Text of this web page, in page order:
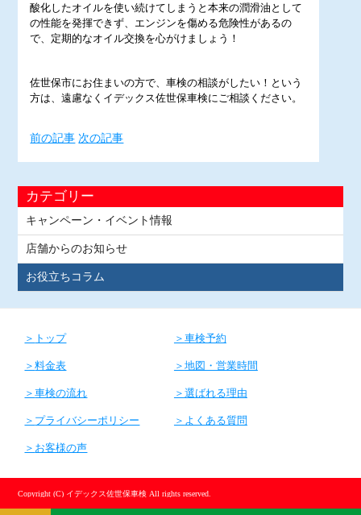
酸化したオイルを使い続けてしまうと本来の潤滑油として
の性能を発揮できず、エンジンを傷める危険性があるの
で、定期的なオイル交換を心がけましょう！
佐世保市にお住まいの方で、車検の相談がしたい！という
方は、遠慮なくイデックス佐世保車検にご相談ください。
前の記事 次の記事
カテゴリー
キャンペーン・イベント情報
店舗からのお知らせ
お役立ちコラム
トップ 車検予約
料金表 地図・営業時間
車検の流れ 選ばれる理由
プライバシーポリシー よくある質問
お客様の声
Copyright (C) イデックス佐世保車検 All rights reserved.